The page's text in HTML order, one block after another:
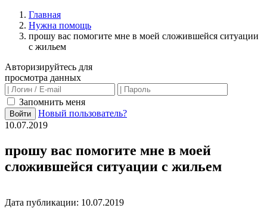
Главная
Нужна помощь
прошу вас помогите мне в моей сложившейся ситуации
с жильем
Авторизируйтесь для
просмотра данных
Запомнить меня
Войти
Новый пользователь?
10.07.2019
прошу вас помогите мне в моей
сложившейся ситуации с жильем
Дата публикации: 10.07.2019